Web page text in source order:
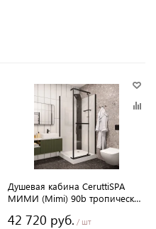
Душевая кабина CeruttiSPA
МИМИ (Mimi) 90b тропический
42 720 руб. / шт